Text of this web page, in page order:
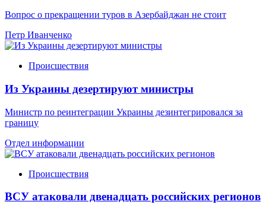
Вопрос о прекращении туров в Азербайджан не стоит
Петр Иванченко
Происшествия
Из Украины дезертируют министры
Министр по реинтеграции Украины дезинтегрировался за
границу
Отдел информации
Происшествия
ВСУ атаковали двенадцать российских регионов